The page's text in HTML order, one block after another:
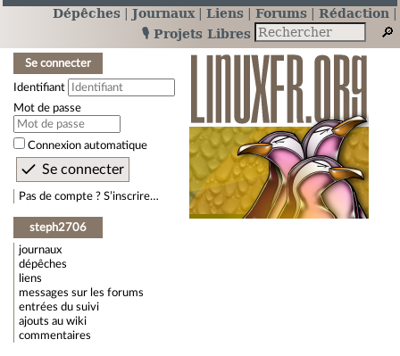
Dépêches Journaux Liens Forums
Rédaction
🎙️ Projets Libres
Se connecter
Identifiant
Mot de passe
Connexion automatique
Pas de compte ? S’inscrire…
steph2706
journaux
dépêches
liens
messages sur les forums
entrées du suivi
ajouts au wiki
commentaires